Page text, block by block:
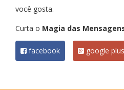
você gosta.
Curta o Magia das
facebook google plus